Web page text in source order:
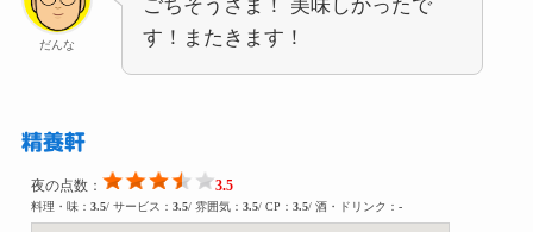
だんな
ごちそうさま！ 美味しかったで
す！またきます！
精養軒